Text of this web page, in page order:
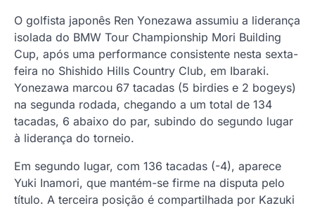
O golfista japonês Ren Yonezawa assumiu a liderança
isolada do BMW Tour Championship Mori Building
Cup, após uma performance consistente nesta sexta-
feira no Shishido Hills Country Club, em Ibaraki.
Yonezawa marcou 67 tacadas (5 birdies e 2 bogeys)
na segunda rodada, chegando a um total de 134
tacadas, 6 abaixo do par, subindo do segundo lugar
à liderança do torneio.
Em segundo lugar, com 136 tacadas (-4), aparece
Yuki Inamori, que mantém-se firme na disputa pelo
título. A terceira posição é compartilhada por Kazuki